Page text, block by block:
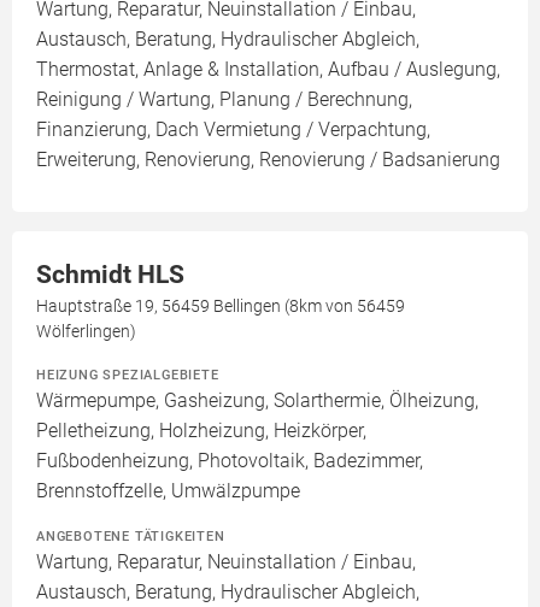
Wartung, Reparatur, Neuinstallation / Einbau,
Austausch, Beratung, Hydraulischer Abgleich,
Thermostat, Anlage & Installation, Aufbau / Auslegung,
Reinigung / Wartung, Planung / Berechnung,
Finanzierung, Dach Vermietung / Verpachtung,
Erweiterung, Renovierung, Renovierung / Badsanierung
Schmidt HLS
Hauptstraße 19, 56459 Bellingen (8km von 56459
Wölferlingen)
HEIZUNG SPEZIALGEBIETE
Wärmepumpe, Gasheizung, Solarthermie, Ölheizung,
Pelletheizung, Holzheizung, Heizkörper,
Fußbodenheizung, Photovoltaik, Badezimmer,
Brennstoffzelle, Umwälzpumpe
ANGEBOTENE TÄTIGKEITEN
Wartung, Reparatur, Neuinstallation / Einbau,
Austausch, Beratung, Hydraulischer Abgleich,